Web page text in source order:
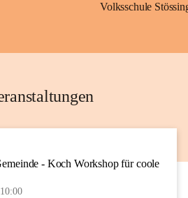
Volksschule
AUG
- Koch Workshop für coole